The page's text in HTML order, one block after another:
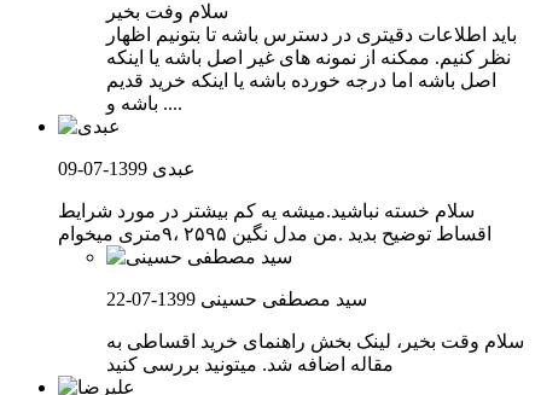
سلام وفت بخیر
باید اطلاعات دقیتری در دسترس باشه تا بتونیم اظهار
نظر کنیم. ممکنه از نمونه های غیر اصل باشه یا اینکه
اصل باشه اما درجه خورده باشه یا اینکه خرید قدیم
باشه و ....
عبدی 1399-07-09
سلام خسته نباشید.میشه یه کم بیشتر در مورد شرایط
اقساط توضیح بدید .من مدل نگین ۲۵۹۵ ،۹متری میخوام
سید مصطفی حسینی 1399-07-22
سلام وقت بخیر، لینک بخش راهنمای خرید اقساطی به
مقاله اضافه شد. میتونید بررسی کنید